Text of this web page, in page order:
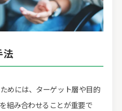
法
めには、ターゲット層や目的
組み合わせることが重要で